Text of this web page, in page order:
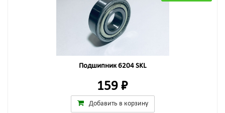
Подшипник 6204 SKL
159 ₽
Добавить в корзину